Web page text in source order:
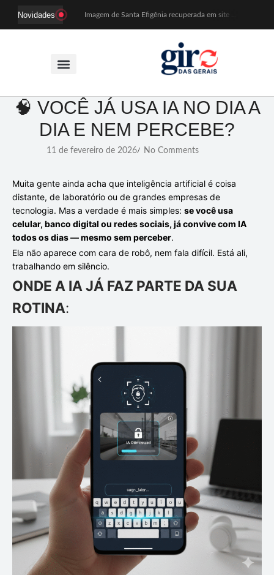
Novidades
Mariana anuncia regras mais rígidas para eventos após homicídios em cavalgada
Sabadinho na Passagem celebra as tradições populares em sua 11ª edição
PSB oficializa candidatura de Duarte Júnior a deputado federal
🧠 VOCÊ JÁ USA IA NO DIA A
DIA E NEM PERCEBE?
11 de fevereiro de 2026/ No Comments
Muita gente ainda acha que inteligência artificial é coisa
distante, de laboratório ou de grandes empresas de
tecnologia. Mas a verdade é mais simples: se você usa
celular, banco digital ou redes sociais, já convive com IA
todos os dias — mesmo sem perceber.
Ela não aparece com cara de robô, nem fala difícil. Está ali,
trabalhando em silêncio.
ONDE A IA JÁ FAZ PARTE DA SUA
ROTINA: